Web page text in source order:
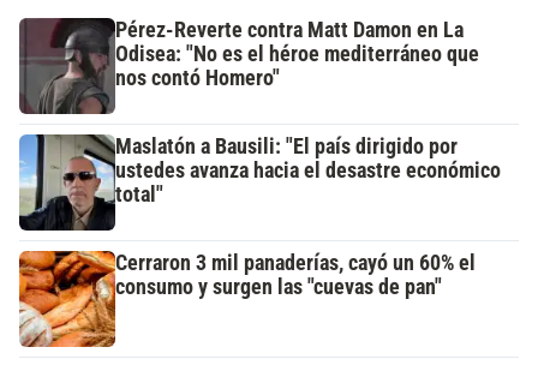
Pérez-Reverte contra Matt Damon en La
Odisea: "No es el héroe mediterráneo que
nos contó Homero"
Maslatón a Bausili: "El país dirigido por
ustedes avanza hacia el desastre económico
total"
Cerraron 3 mil panaderías, cayó un 60% el
consumo y surgen las "cuevas de pan"